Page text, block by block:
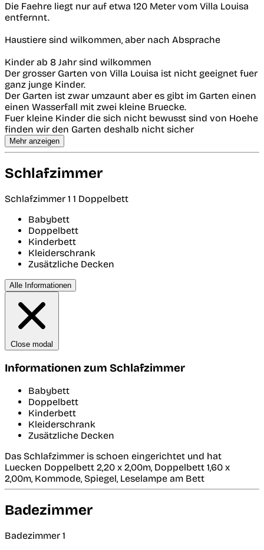
Die Faehre liegt nur auf etwa 120 Meter vom Villa Louisa
entfernnt.
Haustiere sind wilkommen, aber nach Absprache
Kinder ab 8 Jahr sind wilkommen
Der grosser Garten von Villa Louisa ist nicht geeignet fuer
ganz junge Kinder.
Der Garten ist zwar umzaunt aber es gibt im Garten einen
einen Wasserfall mit zwei kleine Bruecke.
Fuer kleine Kinder die sich nicht bewusst sind von Hoehe
finden wir den Garten deshalb nicht sicher
Mehr anzeigen
Schlafzimmer
Schlafzimmer 1 1 Doppelbett
Babybett
Doppelbett
Kinderbett
Kleiderschrank
Zusätzliche Decken
Alle Informationen
Close modal
Informationen zum Schlafzimmer
Babybett
Doppelbett
Kinderbett
Kleiderschrank
Zusätzliche Decken
Das Schlafzimmer is schoen eingerichtet und hat
Luecken Doppelbett 2,20 x 2,00m, Doppelbett 1,60 x
2,00m, Kommode, Spiegel, Leselampe am Bett
Badezimmer
Badezimmer 1